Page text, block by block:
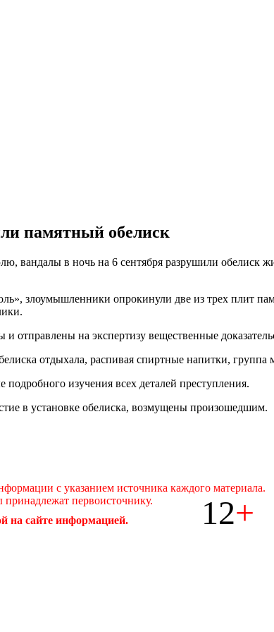
памятный обелиск
вандалы в ночь на 6 сентября разрушили обелиск
злоумышленники опрокинули две из трех плит
на экспертизу вещественные
отдыхала, распивая спиртные напитки,
подробного изучения всех деталей преступления.
в установке обелиска, возмущены произошедшим.
с указанием источника каждого материала.
первоисточнику.
на сайте информацией.
12+